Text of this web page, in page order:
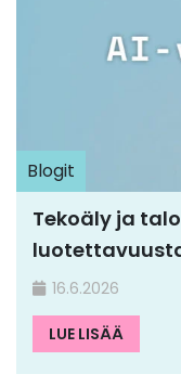
Blogit
Tekoäly ja
16.6.2026
LUE LISÄÄ